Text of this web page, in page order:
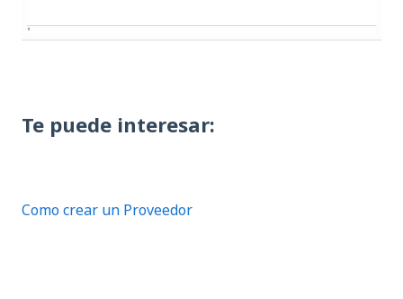
Te puede interesar:
Como crear un Proveedor